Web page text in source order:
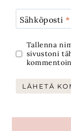
Sähköposti*
Tallenna
sivustoni